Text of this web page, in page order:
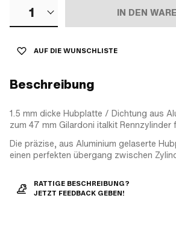
1 IN DEN
AUF DIE WUNSCHLISTE
Beschreibung
1.5 mm dicke Hubplatte / Dichtung aus
zum 47 mm Gilardoni italkit Rennzylinder
Die präzise, aus Aluminium gelaserte
einen perfekten übergang zwischen
RATTIGE BESCHREIBUNG?
JETZT FEEDBACK GEBEN!